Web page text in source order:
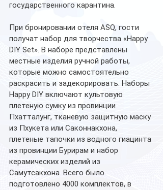
государственного карантина.
При бронировании отеля ASQ, гости
получат набор для творчества «Happy
DIY Set». В наборе представлены
местные изделия ручной работы,
которые можно самостоятельно
раскрасить и задекорировать. Наборы
Happy DIY включают культовую
плетеную сумку из провинции
Пхатталунг, тканевую защитную маску
из Пхукета или Саконнакхона,
плетеные тапочки из водного гиацинта
из провинции Бурирам и набор
керамических изделий из
Самутсакхона. Всего было
подготовлено 4000 комплектов, в